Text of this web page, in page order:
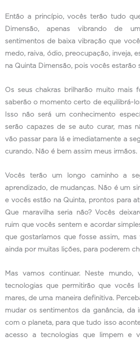
Então a princípio, vocês terão tudo
Dimensão, apenas vibrando de
sentimentos de baixa vibração que
medo, raiva, ódio, preocupação, inveja,
na Quinta Dimensão, pois vocês estarão
Os seus chakras brilharão muito mais
saberão o momento certo de equilibrá-
Isso não será um conhecimento
serão capazes de se auto curar, mas
vão passar para lá e imediatamente a
curando. Não é bem assim meus irmãos.
Vocês terão um longo caminho a
aprendizado, de mudanças. Não é um
e vocês estão na Quinta, prontos para
Que maravilha seria não? Vocês
ruim que vocês sentem e acordar
que gostaríamos que fosse assim,
ainda por muitas lições, para poderem
Mas vamos continuar. Neste mundo,
tecnologias que permitirão que vocês
mares, de uma maneira definitiva.
mudar os sentimentos da ganância, da
com o planeta, para que tudo isso
acesso a tecnologias que limpem e